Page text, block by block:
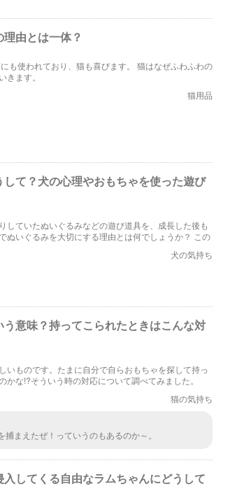
由とは一体？
も使われており、猫も喜びます。 猫はなぜふわふわの
ます。
猫用品
て？犬の心理やおもちゃを使った遊び
ていたぬいぐるみなどの遊び道具を、成長した後も
ぬいぐるみを大切にする理由とは何でしょうか？ この
犬の気持ち
意味？持ってこられたときはこんな対
ものです。たまに自分で自らおもちゃを探して持っ
な!?そういう時の対応について調べてみました。
猫の気持ち
まえたぜ！っていうのもあるのか～。
してくる自由なラムちゃんにどうして